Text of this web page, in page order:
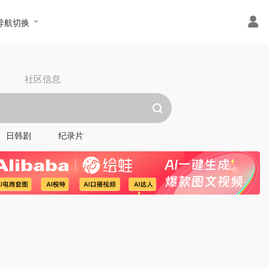
航切换
社区信息
日韩剧 纪录片